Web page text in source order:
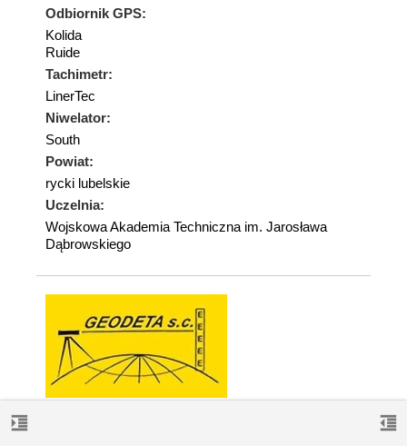
Odbiornik GPS:
Kolida
Ruide
Tachimetr:
LinerTec
Niwelator:
South
Powiat:
rycki lubelskie
Uczelnia:
Wojskowa Akademia Techniczna im. Jarosława
Dąbrowskiego
format_indent_increase format_indent_decrease